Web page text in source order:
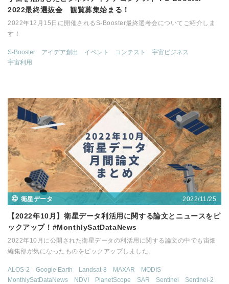
2022最終選抜会 観覧募集始まる！
2022年12月15日に開催されるS-Booster最終選考会についてご紹介しま
す！
S-Booster アイデア創出 イベント コンテスト
宇宙ビジネス
宇宙利用
衛星データ 2022/11/25
【2022年10月】衛星データ利活用に関する論文とニュースをピ
ックアップ！#MonthlySatDataNews
2022年10月に公開された衛星データの利活用に関する論文の中でも宙畑
編集部が気になったものをピックアップしました。
ALOS-2 Google Earth Landsat-8 MAXAR
MODIS
MonthlySatDataNews
NDVI PlanetScope SAR Sentinel
Sentinel-2